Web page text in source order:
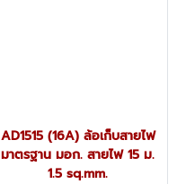
AD1515 (16A) ล้อเก็บสายไฟ
มาตรฐาน มอก. สายไฟ 15 ม.
1.5 sq.mm.